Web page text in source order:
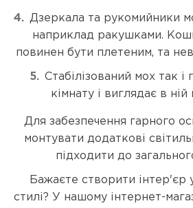
Дзеркала та рукомийники
наприклад ракушками.
повинен бути плетеним, та
Стабілізований мох так
кімнату і виглядає в
Для забезпечення гарного
монтувати додаткові
підходити до
Бажаєте створити інтер'єр
стилі? У нашому інтернет-